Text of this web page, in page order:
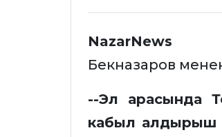
Бекназаров
--Эл арасында
кабыл алдырыш